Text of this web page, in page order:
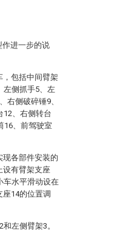
作进一步的说
，包括中间臂架
左侧抓手5、左
右侧破碎锤9、
12、右侧转台
16、前驾驶室
现各部件安装的
设有臂架支座
车水平滑动设在
14的位置调
左侧臂架3。